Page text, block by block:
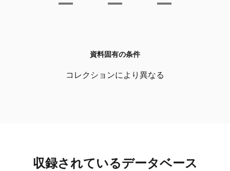
資料固有の条件
コレクションにより異なる
収録されているデータベース